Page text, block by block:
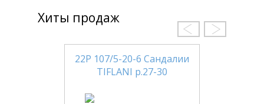
Хиты продаж
22Р 107/5-20-6 Сандалии
TIFLANI р.27-30